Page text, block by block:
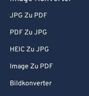
JPG Zu PDF
PDF Zu JPG
HEIC Zu JPG
Image Zu PDF
Bildkonverter